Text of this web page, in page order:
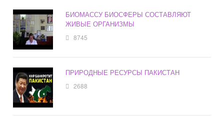
БИОМАССУ БИОСФЕРЫ СОСТАВЛЯЮТ
ЖИВЫЕ ОРГАНИЗМЫ
8745
ПРИРОДНЫЕ РЕСУРСЫ ПАКИСТАН
2688